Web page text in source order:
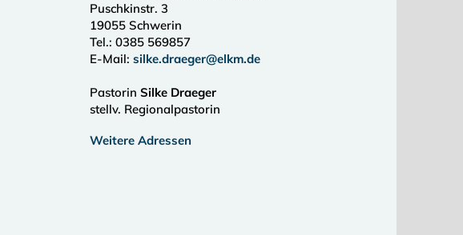
Puschkinstr. 3
19055 Schwerin
Tel.: 0385 569857
E-Mail: silke.draeger@elkm.de
Pastorin Silke Draeger
stellv. Regionalpastorin
Weitere Adressen